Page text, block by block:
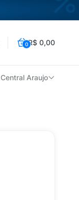
0R$ 0,00
Central Araujo